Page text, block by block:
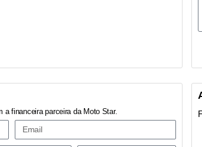
financeira parceira da Moto Star.